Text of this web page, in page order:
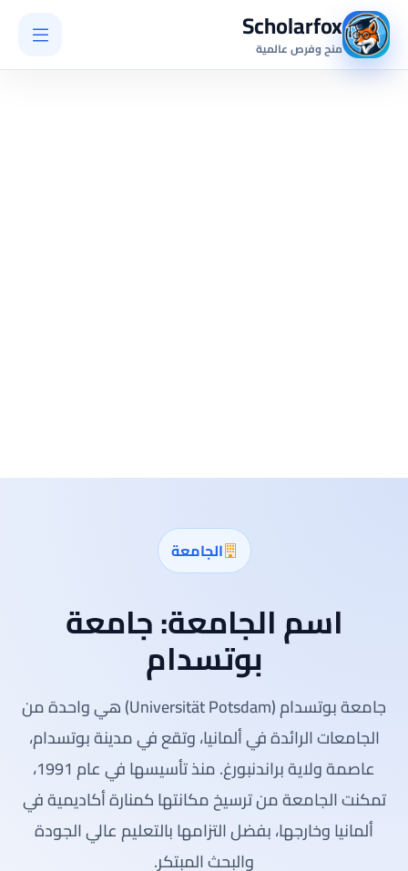
Scholarfox
منح وفرص عالمية
الجامعة
اسم الجامعة:جامعة
بوتسدام
جامعة بوتسدام (Universität Potsdam) هي واحدة من
الجامعات الرائدة في ألمانيا، وتقع في مدينة بوتسدام،
عاصمة ولاية براندنبورغ. منذ تأسيسها في عام 1991،
تمكنت الجامعة من ترسيخ مكانتها كمنارة أكاديمية في
ألمانيا وخارجها، بفضل التزامها بالتعليم عالي الجودة
والبحث المبتكر.